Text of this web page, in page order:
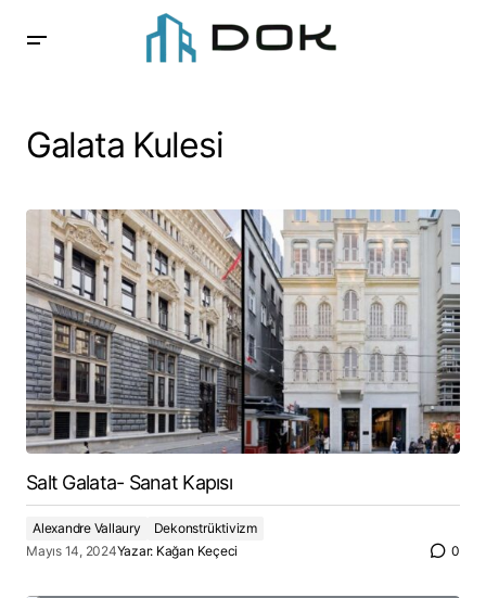
Galata Kulesi
Salt Galata- Sanat Kapısı
Alexandre Vallaury
Dekonstrüktivizm
Mayıs 14, 2024Yazar: Kağan Keçeci 0